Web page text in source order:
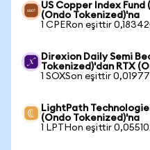
US Copper Index
(Ondo Tokenized)'na
1 CPERon eşittir
Direxion Daily Semi
Tokenized)'dan RTX
1 SOXSon eşittir
LightPath
(Ondo Tokenized)'na
1 LPTHon eşittir